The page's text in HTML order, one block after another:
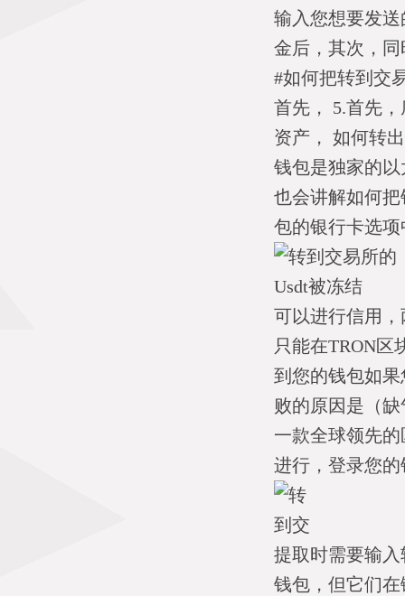
输入您想要发
金后，其次，
#如何把转到交
首先， 5.首先
资产， 如何转
钱包是独家的
也会讲解如何
包的银行卡选
可以进行信用
只能在TRON区
到您的钱包如
败的原因是（
一款全球领先
进行，登录您
提取时需要输
钱包，但它们